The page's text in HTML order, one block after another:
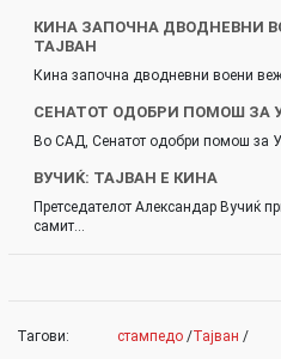
КИНА ЗАПОЧНА ДВОДНЕВНИ
ТАЈВАН
Кина започна дводневни воени
СЕНАТОТ ОДОБРИ ПОМОШ ЗА
Во САД, Сенатот одобри помош за
ВУЧИЌ: ТАЈВАН Е КИНА
Претседателот Александар Вучиќ
самит…
Тагови: стампедо /Тајван /